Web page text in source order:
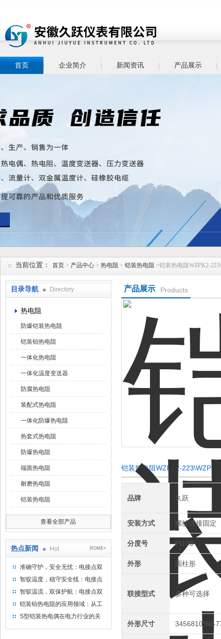
安徽久跃仪表有限公司
首页 企业简介 新闻资讯 产品展示
当前位置： 首页 > 产品中心 > 热电阻 > 铠装热电阻 >铠装热电阻WZPK2-
目录导航 Directory
热电阻
防爆铠装热电阻
铠装铂热电阻
一体化热电阻
一体化温度变送器
防腐热电阻
装配式热电阻
一体化防爆热电阻
热套式热电阻
防爆热电阻
端面热电阻
耐磨热电阻
铠装热电阻
查看全部产品
热点新闻 Hot ROME+
准确守护，安全无忧：电接点双
金属温度计——测温新选择
智驭温度，稳守安全线：电接点
双金属温度计的创新守护
智驭温流，双保护航：电接点双
金属温度计在工业领域的革新应
铠装铂热电阻的应用领域：从工
业到科研，无所不在的温度测量
S型铠装热电偶在电力行业的关
产品展示 Products
铠装热电阻WZPK2-
品牌 久跃
安装方式 螺纹连接固定
分度号 Pt100
外形 圆柱形
联接型式 多种可选择
外形尺寸 3456810*80-